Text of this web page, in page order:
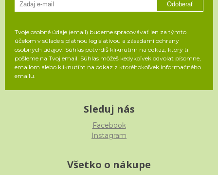
Odoberať
Tvoje osobné údaje (email) budeme spracovávať len za týmto
účelom v súlade s platnou legislatívou a zásadami ochrany
osobných údajov. Súhlas potvrdíš kliknutím na odkaz, ktorý ti
pošleme na Tvoj email. Súhlas môžeš kedykoľvek odvolať písomne,
emailom alebo kliknutím na odkaz z ktoréhokoľvek informačného
emailu.
Sleduj nás
Facebook
Instagram
Všetko o nákupe